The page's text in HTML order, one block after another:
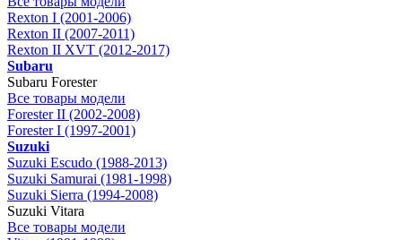
Rexton I (2001-2006)
Rexton II (2007-2011)
Rexton II XVT (2012-2017)
Subaru
Subaru Forester
Все товары модели
Forester II (2002-2008)
Forester I (1997-2001)
Suzuki
Suzuki Escudo (1988-2013)
Suzuki Samurai (1981-1998)
Suzuki Sierra (1994-2008)
Suzuki Vitara
Все товары модели